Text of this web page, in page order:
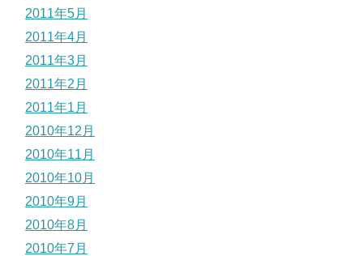
2011年5月
2011年4月
2011年3月
2011年2月
2011年1月
2010年12月
2010年11月
2010年10月
2010年9月
2010年8月
2010年7月